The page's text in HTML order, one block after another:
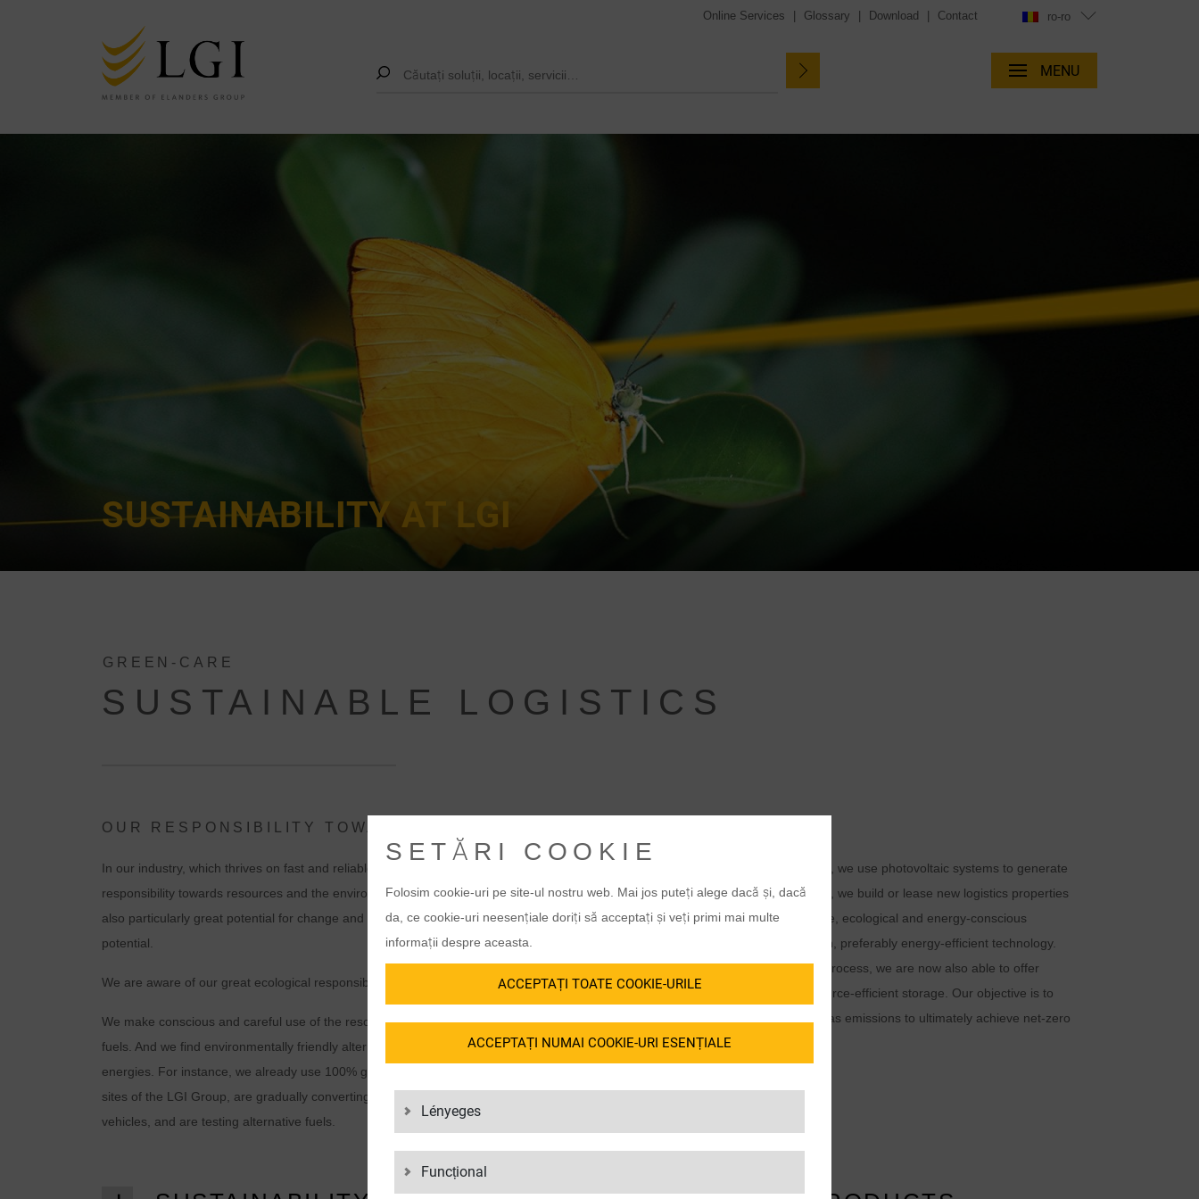
Online Services Glossary Download Contact ro-ro
MENU
SUSTAINABILITY AT LGI
GREEN-CARE
SUSTAINABLE LOGISTICS
OUR RESPONSIBILITY TOWARDS THE ENVIRONMENT AND RESOURCES
In our industry, which thrives on fast and reliable transport, there is a particularly great
responsibility towards resources and the environment. The good thing is that there is
also particularly great potential for change and optimization here. We make use of this
potential.
We are aware of our great ecological responsibility and act accordingly:
We make conscious and careful use of the resources available to us, such as fossil
fuels. And we find environmentally friendly alternatives to them – such as renewable
energies. For instance, we already use 100% green electricity at all German logistics
sites of the LGI Group, are gradually converting our company car fleet to electric
vehicles, and are testing alternative fuels.
Wherever it is possible and makes sense, we use photovoltaic systems to generate
energy efficiently. As a matter of principle, we build or lease new logistics properties
taking into account aspects of sustainable, ecological and energy-conscious
construction and equip them with modern, preferably energy-efficient technology.
Thanks to our continuous improvement process, we are now also able to offer
sustainable transport solutions and resource-efficient storage. Our objective is to
continuously reduce LGI’s greenhouse gas emissions to ultimately achieve net-zero
emissions along the value chain.
SETĂRI COOKIE
Folosim cookie-uri pe site-ul nostru web. Mai jos puteți alege dacă și, dacă
da, ce cookie-uri neesențiale doriți să acceptați și veți primi mai multe
informații despre aceasta.
ACCEPTAȚI TOATE COOKIE-URILE
ACCEPTAȚI NUMAI COOKIE-URI ESENȚIALE
Lényeges
Funcțional